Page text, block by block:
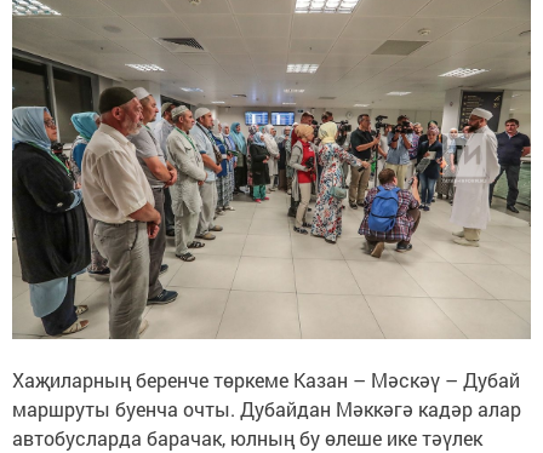
Хаҗиларның беренче төркеме Казан – Мәскәү – Дубай
маршруты буенча очты. Дубайдан Мәккәгә кадәр алар
автобусларда барачак, юлның бу өлеше ике тәүлек